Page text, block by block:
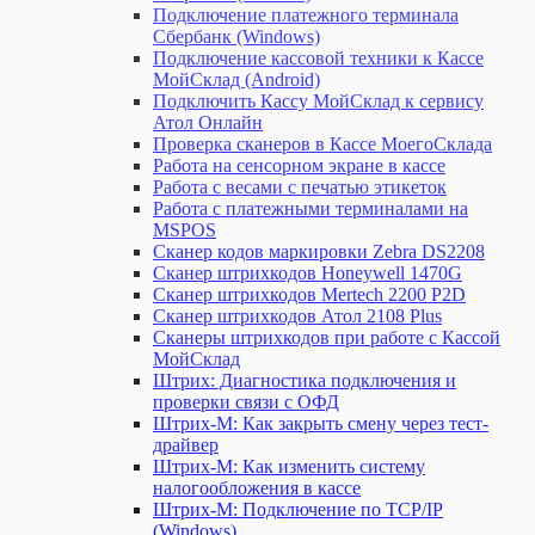
Подключение платежного терминала
Сбербанк (Windows)
Подключение кассовой техники к Кассе
МойСклад (Android)
Подключить Кассу МойСклад к сервису
Атол Онлайн
Проверка сканеров в Кассе МоегоСклада
Работа на сенсорном экране в кассе
Работа с весами с печатью этикеток
Работа с платежными терминалами на
MSPOS
Сканер кодов маркировки Zebra DS2208
Сканер штрихкодов Honeywell 1470G
Сканер штрихкодов Mertech 2200 P2D
Сканер штрихкодов Атол 2108 Plus
Сканеры штрихкодов при работе с Кассой
МойСклад
Штрих: Диагностика подключения и
проверки связи с ОФД
Штрих-М: Как закрыть смену через тест-
драйвер
Штрих-М: Как изменить систему
налогообложения в кассе
Штрих-М: Подключение по TCP/IP
(Windows)